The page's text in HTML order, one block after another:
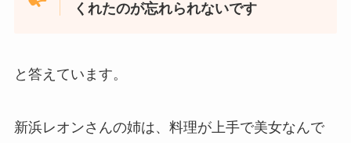
くれたのが忘れられないです
と答えています。
新浜レオンさんの姉は、料理が上手で美女なんで